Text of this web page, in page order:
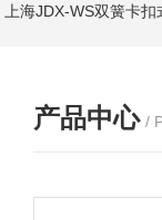
上海JDX-WS双簧卡
产品中心 /